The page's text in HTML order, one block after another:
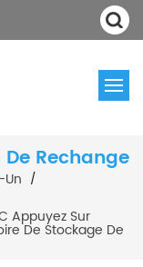
De Rechange
/
Appuyez Sur
De Stockage De